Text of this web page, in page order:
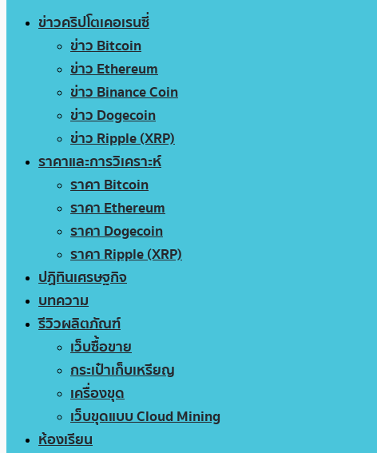
ข่าวคริปโตเคอเรนซี่
ข่าว Bitcoin
ข่าว Ethereum
ข่าว Binance Coin
ข่าว Dogecoin
ข่าว Ripple (XRP)
ราคาและการวิเคราะห์
ราคา Bitcoin
ราคา Ethereum
ราคา Dogecoin
ราคา Ripple (XRP)
ปฏิทินเศรษฐกิจ
บทความ
รีวิวผลิตภัณฑ์
เว็บซื้อขาย
กระเป๋าเก็บเหรียญ
เครื่องขุด
เว็บขุดแบบ Cloud Mining
ห้องเรียน